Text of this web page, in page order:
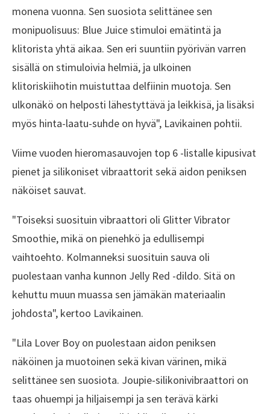
monena vuonna. Sen suosiota selittänee sen
monipuolisuus: Blue Juice stimuloi emätintä ja
klitorista yhtä aikaa. Sen eri suuntiin pyörivän varren
sisällä on stimuloivia helmiä, ja ulkoinen
klitoriskiihotin muistuttaa delfiinin muotoja. Sen
ulkonäkö on helposti lähestyttävä ja leikkisä, ja lisäksi
myös hinta-laatu-suhde on hyvä", Lavikainen pohtii.
Viime vuoden hieromasauvojen top 6 -listalle kipusivat
pienet ja silikoniset vibraattorit sekä aidon peniksen
näköiset sauvat.
"Toiseksi suosituin vibraattori oli Glitter Vibrator
Smoothie, mikä on pienehkö ja edullisempi
vaihtoehto. Kolmanneksi suosituin sauva oli
puolestaan vanha kunnon Jelly Red -dildo. Sitä on
kehuttu muun muassa sen jämäkän materiaalin
johdosta", kertoo Lavikainen.
"Lila Lover Boy on puolestaan aidon peniksen
näköinen ja muotoinen sekä kivan värinen, mikä
selittänee sen suosiota. Joupie-silikonivibraattori on
taas ohuempi ja hiljaisempi ja sen terävä kärki